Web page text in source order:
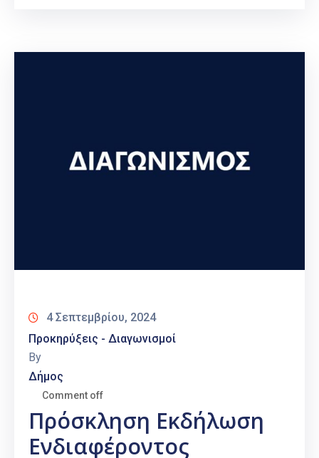
4 Σεπτεμβρίου, 2024
Προκηρύξεις - Διαγωνισμοί
By
Δήμος
Comment off
Πρόσκληση Εκδήλωση
Ενδιαφέροντος